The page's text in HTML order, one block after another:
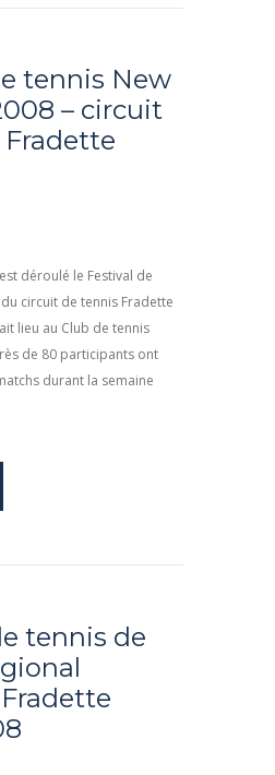
tennis New
– circuit
déroulé le Festival de
circuit de tennis Fradette
lieu au Club de tennis
de 80 participants ont
durant la semaine
tennis de